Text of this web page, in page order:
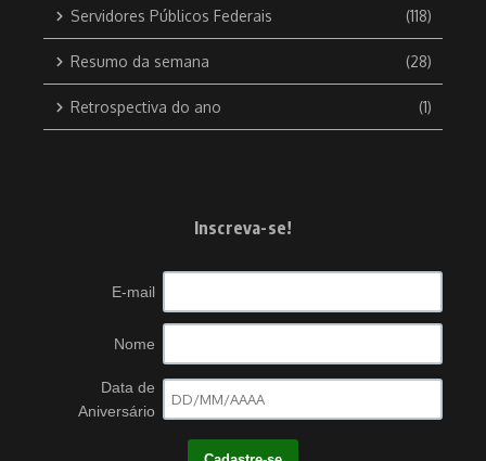
Servidores Públicos Federais (118)
Resumo da semana (28)
Retrospectiva do ano (1)
Inscreva-se!
E-mail
Nome
Data de
Aniversário